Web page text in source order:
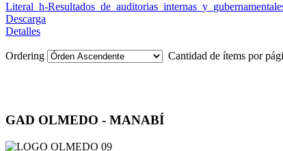
Literal_h-
Descarga
Detalles
Ordering Cantidad de ítems por
GAD OLMEDO - MANABÍ